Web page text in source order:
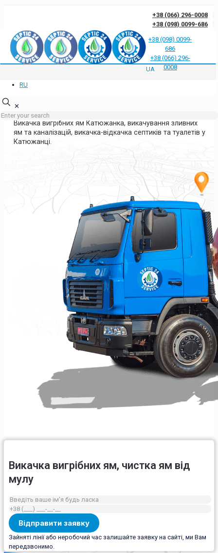
+38 (066) 296-0008
+38 (098) 0099-686
Відгуки клієнтів про нас Відповіді на часті запитання Блог
Контакти
Політика конфіденційності
+38 (098) 0099-
686
+38 (066) 296-
0008
UA
RU
✕
ВИКАЧКА ЯМ У КАТЮЖАНЦІ
ДНІПРОПЕТРОВСЬКА ОБЛАСТЬ
Викачка вигрібних ям Катюжанка, викачування зливних
ям та каналізацій, викачка-відкачка септиків та туалетів у
Катюжанці.
Викачка вигрібних ям, чистка ям від
мулу
Зайняті лінії або неробочий час залишайте заявку на сайті, ми Вам
передзвонимо.